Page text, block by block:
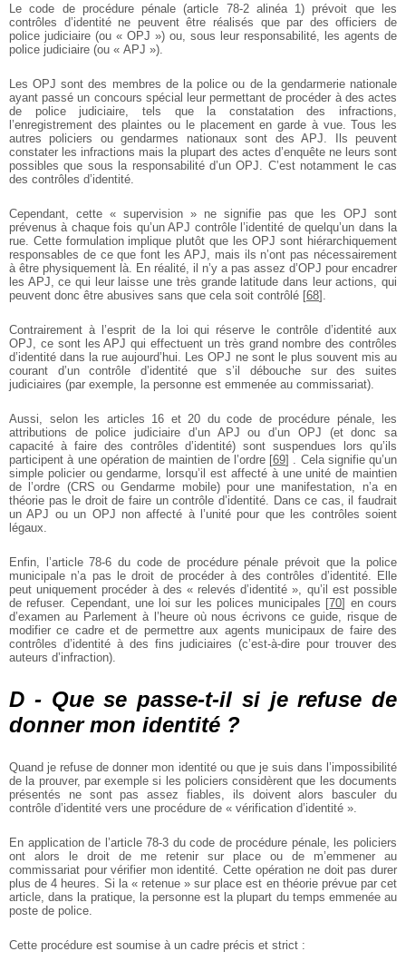
Le code de procédure pénale (article 78-2 alinéa 1) prévoit que les
contrôles d’identité ne peuvent être réalisés que par des officiers de
police judiciaire (ou « OPJ ») ou, sous leur responsabilité, les agents de
police judiciaire (ou « APJ »).
Les OPJ sont des membres de la police ou de la gendarmerie nationale
ayant passé un concours spécial leur permettant de procéder à des actes
de police judiciaire, tels que la constatation des infractions,
l’enregistrement des plaintes ou le placement en garde à vue. Tous les
autres policiers ou gendarmes nationaux sont des APJ. Ils peuvent
constater les infractions mais la plupart des actes d’enquête ne leurs sont
possibles que sous la responsabilité d’un OPJ. C’est notamment le cas
des contrôles d’identité.
Cependant, cette « supervision » ne signifie pas que les OPJ sont
prévenus à chaque fois qu’un APJ contrôle l’identité de quelqu’un dans la
rue. Cette formulation implique plutôt que les OPJ sont hiérarchiquement
responsables de ce que font les APJ, mais ils n’ont pas nécessairement
à être physiquement là. En réalité, il n’y a pas assez d’OPJ pour encadrer
les APJ, ce qui leur laisse une très grande latitude dans leur actions, qui
peuvent donc être abusives sans que cela soit contrôlé [68]
Contrairement à l’esprit de la loi qui réserve le contrôle d’identité aux
OPJ, ce sont les APJ qui effectuent un très grand nombre des contrôles
d’identité dans la rue aujourd’hui. Les OPJ ne sont le plus souvent mis au
courant d’un contrôle d’identité que s’il débouche sur des suites
judiciaires (par exemple, la personne est emmenée au commissariat).
Aussi, selon les articles 16 et 20 du code de procédure pénale, les
attributions de police judiciaire d’un APJ ou d’un OPJ (et donc sa
capacité à faire des contrôles d’identité) sont suspendues lors qu’ils
participent à une opération de maintien de l’ordre[69]
. Cela signifie qu’un
simple policier ou gendarme, lorsqu’il est affecté à une unité de maintien
de l’ordre (CRS ou Gendarme mobile) pour une manifestation, n’a en
théorie pas le droit de faire un contrôle d’identité. Dans ce cas, il faudrait
un APJ ou un OPJ non affecté à l’unité pour que les contrôles soient
légaux.
Enfin, l’article 78-6 du code de procédure pénale prévoit que la police
municipale n’a pas le droit de procéder à des contrôles d’identité. Elle
peut uniquement procéder à des « relevés d’identité », qu’il est possible
de refuser. Cependant, une loi sur les polices municipales [70] en cours
d’examen au Parlement à l’heure où nous écrivons ce guide, risque de
modifier ce cadre et de permettre aux agents municipaux de faire des
contrôles d’identité à des fins judiciaires (c’est-à-dire pour trouver des
auteurs d’infraction).
D - Que se passe-t-il si je refuse de
donner mon identité ?
Quand je refuse de donner mon identité ou que je suis dans l’impossibilité
de la prouver, par exemple si les policiers considèrent que les documents
présentés ne sont pas assez fiables, ils doivent alors basculer du
contrôle d’identité vers une procédure de « vérification d’identité ».
En application de l’article 78-3 du code de procédure pénale, les policiers
ont alors le droit de me retenir sur place ou de m’emmener au
commissariat pour vérifier mon identité. Cette opération ne doit pas durer
plus de 4 heures. Si la « retenue » sur place est en théorie prévue par cet
article, dans la pratique, la personne est la plupart du temps emmenée au
poste de police.
Cette procédure est soumise à un cadre précis et strict :